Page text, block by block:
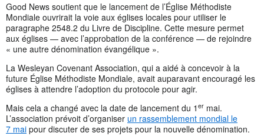
Good News soutient que le lancement de l’Église Méthodiste
Mondiale ouvrirait la voie aux églises locales pour utiliser le
paragraphe 2548.2 du Livre de Discipline. Cette mesure permet
aux églises — avec l’approbation de la conférence — de rejoindre
« une autre dénomination évangélique ».
La Wesleyan Covenant Association, qui a aidé à concevoir à la
future Église Méthodiste Mondiale, avait auparavant encouragé les
églises à attendre l’adoption du protocole pour agir.
Mais cela a changé avec la date de lancement du 1 er mai.
L’association prévoit d’organiser un rassemblement mondial le
7 mai pour discuter de ses projets pour la nouvelle dénomination.